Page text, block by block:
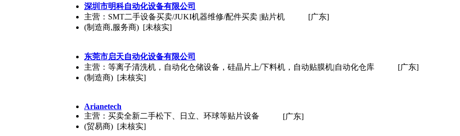
深圳市明科自动化设备有限公司
主营：SMT二手设备买卖/JUKI机器维修/配件买卖 |贴片机
(制造商,服务商) [未核实]
[广东]
东莞市启天自动化设备有限公司
主营：等离子清洗机，自动化仓储设备，硅晶片上/下料机，自动贴膜机|自动化仓库
(制造商) [未核实]
[广东]
Arianetech
主营：买卖全新二手松下、日立、环球等贴片设备
(贸易商) [未核实]
[广东]